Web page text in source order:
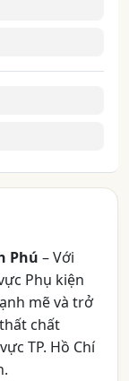
Phú – Với
Phụ kiện
mẽ và trở
chất
TP. Hồ Chí